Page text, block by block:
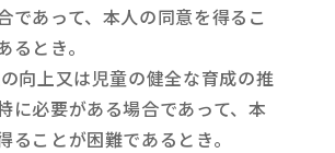
であって、本人の同意を得るこ
るとき。
向上又は児童の健全な育成の推
に必要がある場合であって、本
ることが困難であるとき。